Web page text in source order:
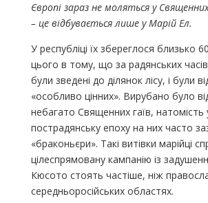
Європі зараз не моляться у
– це відбувається лише у Марій Ел.
У республіці їх збереглося близько
цього в тому, що за радянських
були зведені до ділянок лісу, і були
«особливо цінних». Вирубано було
небагато Священних гаїв, натомість
пострадянську епоху на них часто
«браконьєри». Такі витівки марійці
цілеспрямовану кампанію із
Кюсото стоять частіше, ніж
середньоросійських областях.